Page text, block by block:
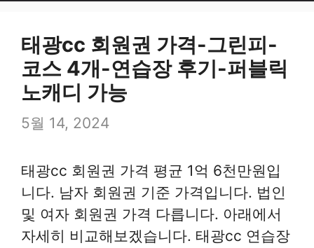
태광cc 회원권 가격-그린피-
코스 4개-연습장 후기-퍼블릭
노캐디 가능
5월 14, 2024
태광cc 회원권 가격 평균 1억 6천만원입
니다. 남자 회원권 기준 가격입니다. 법인
및 여자 회원권 가격 다릅니다. 아래에서
자세히 비교해보겠습니다. 태광cc 연습장